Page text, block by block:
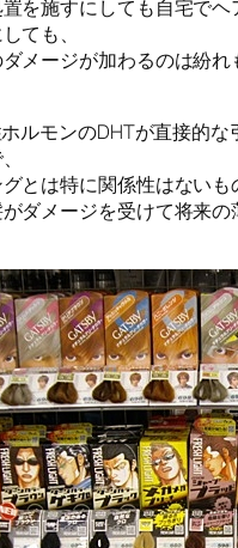
を施すにしても自宅でヘ
ても、
メージが加わるのは紛
ルモンのDHTが直接的な
とは特に関係性はないも
ダメージを受けて将来の